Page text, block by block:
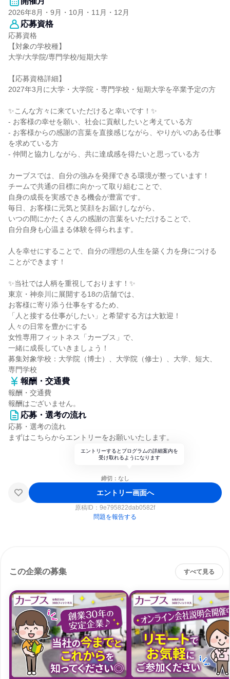
2026年8月・9月・10月・11月・12月
応募資格
応募資格
【対象の学校種】
大学/大学院/専門学校/短期大学
【応募資格詳細】
2027年3月に大学・大学院・専門学校・短期大学を卒業予定の方
✨こんな方々に来ていただけると幸いです！✨
- お客様の幸せを願い、社会に貢献したいと考えている方
- お客様からの感謝の言葉を直接感じながら、やりがいのある仕事
を求めている方
- 仲間と協力しながら、共に達成感を得たいと思っている方
カーブスでは、自分の強みを発揮できる環境が整っています！
チームで共通の目標に向かって取り組むことで、
自身の成長を実感できる機会が豊富です。
毎日、お客様に元気と笑顔をお届けしながら、
いつの間にかたくさんの感謝の言葉をいただけることで、
自分自身も心温まる体験を得られます。
人を幸せにすることで、自分の理想の人生を築く力を身につける
ことができます！
✨当社では人柄を重視しております！✨
東京・神奈川に展開する18の店舗では、
お客様に寄り添う仕事をするため、
「人と接する仕事がしたい」と希望する方は大歓迎！
人々の日常を豊かにする
女性専用フィットネス「カーブス」で、
一緒に成長していきましょう！
募集対象学校：大学院（博士）、大学院（修士）、大学、短大、
専門学校
報酬・交通費
報酬・交通費
報酬はございません。
応募・選考の流れ
応募・選考の流れ
まずはこちらからエントリーをお願いいたします。
エントリーするとプログラムの詳細案内を
受け取れるようになります
締切：なし
エントリー画面へ
原稿ID： 9e795822dab0582f
問題を報告する
この企業の募集 すべて見る